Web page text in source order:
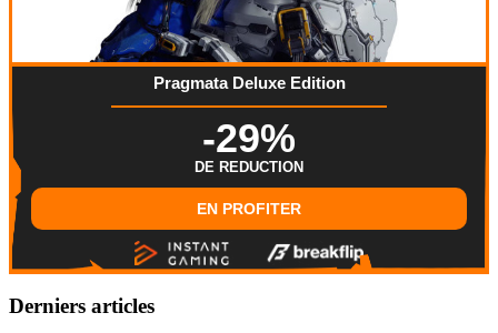
Pragmata Deluxe Edition
-29%
DE REDUCTION
EN PROFITER
Derniers articles